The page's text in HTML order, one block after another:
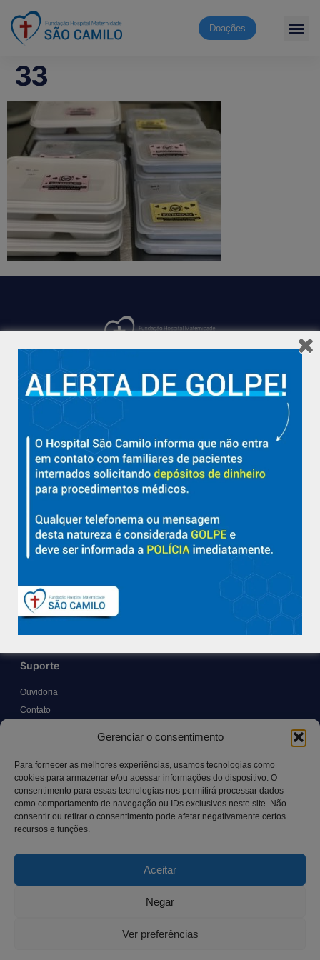
Gerenciar o consentimento
Para fornecer as melhores experiências, usamos tecnologias como
cookies para armazenar e/ou acessar informações do dispositivo. O
consentimento para essas tecnologias nos permitirá processar dados
como comportamento de navegação ou IDs exclusivos neste site. Não
consentir ou retirar o consentimento pode afetar negativamente certos
recursos e funções.
Aceitar
Negar
Ver preferências
Doações
33
Hospital São Camilo – há mais de 50 anos cuidando da saúde
com qualidade, acolhimento e compromisso com a vida em
Aracruz e região.
Sobre
Nossa História e Fundador
Diretorias
Trabalhe Conosco
Blog
Suporte
Ouvidoria
Contato
Canal LGPD e Segurança da Informação
Contato